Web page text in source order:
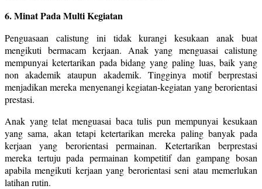
6. Minat Pada Multi Kegiatan
Penguasaan calistung ini tidak kurangi kesukaan anak buat
mengikuti bermacam kerjaan. Anak yang menguasai calistung
mempunyai ketertarikan pada bidang yang paling luas, baik yang
non akademik ataupun akademik. Tingginya motif berprestasi
menjadikan mereka menyenangi kegiatan-kegiatan yang berorientasi
prestasi.
Anak yang telat menguasai baca tulis pun mempunyai kesukaan
yang sama, akan tetapi ketertarikan mereka paling banyak pada
kerjaan yang berorientasi permainan. Ketertarikan berprestasi
mereka tertuju pada permainan kompetitif dan gampang bosan
apabila mengikuti kerjaan yang berorientasi seni atau memerlukan
latihan rutin.